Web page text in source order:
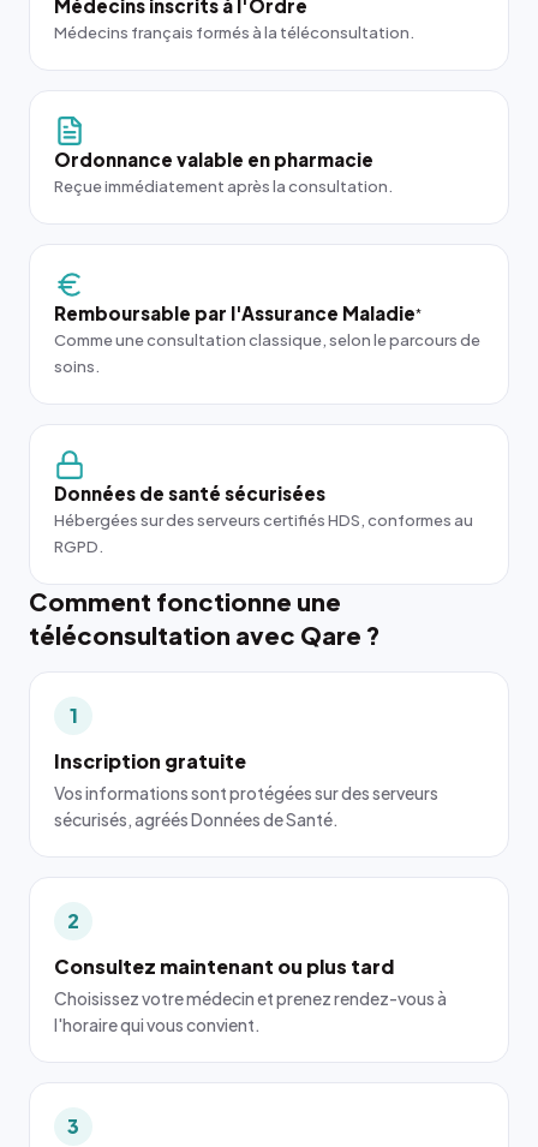
Médecins inscrits à l'Ordre
Médecins français formés à la téléconsultation.
Ordonnance valable en pharmacie
Reçue immédiatement après la consultation.
Remboursable par l'Assurance Maladie*
Comme une consultation classique, selon le parcours de
soins.
Données de santé sécurisées
Hébergées sur des serveurs certifiés HDS, conformes au
RGPD.
Comment fonctionne une
téléconsultation avec Qare ?
1
Inscription gratuite
Vos informations sont protégées sur des serveurs
sécurisés, agréés Données de Santé.
2
Consultez maintenant ou plus tard
Choisissez votre médecin et prenez rendez-vous à
l'horaire qui vous convient.
3